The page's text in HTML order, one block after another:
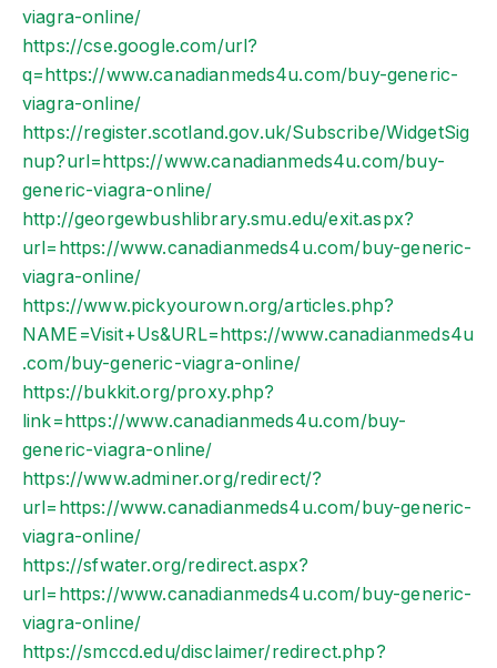
viagra-online/
https://cse.google.com/url?
q=https://www.canadianmeds4u.com/buy-generic-
viagra-online/
https://register.scotland.gov.uk/Subscribe/WidgetSig
nup?url=https://www.canadianmeds4u.com/buy-
generic-viagra-online/
http://georgewbushlibrary.smu.edu/exit.aspx?
url=https://www.canadianmeds4u.com/buy-generic-
viagra-online/
https://www.pickyourown.org/articles.php?
NAME=Visit+Us&URL=https://www.canadianmeds4u
.com/buy-generic-viagra-online/
https://bukkit.org/proxy.php?
link=https://www.canadianmeds4u.com/buy-
generic-viagra-online/
https://www.adminer.org/redirect/?
url=https://www.canadianmeds4u.com/buy-generic-
viagra-online/
https://sfwater.org/redirect.aspx?
url=https://www.canadianmeds4u.com/buy-generic-
viagra-online/
https://smccd.edu/disclaimer/redirect.php?